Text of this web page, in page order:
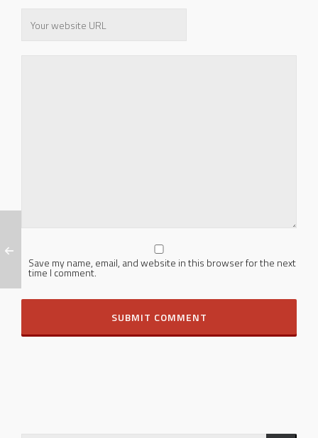
Save my name, email, and website in this browser for the next
time I comment.